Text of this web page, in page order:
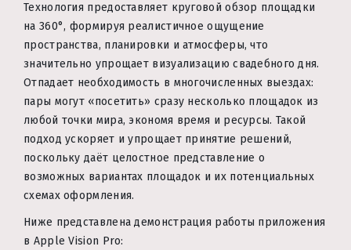
Технология предоставляет круговой обзор площадки
на 360°, формируя реалистичное ощущение
пространства, планировки и атмосферы, что
значительно упрощает визуализацию свадебного дня.
Отпадает необходимость в многочисленных выездах:
пары могут «посетить» сразу несколько площадок из
любой точки мира, экономя время и ресурсы. Такой
подход ускоряет и упрощает принятие решений,
поскольку даёт целостное представление о
возможных вариантах площадок и их потенциальных
схемах оформления.
Ниже представлена демонстрация работы приложения
в Apple Vision Pro: